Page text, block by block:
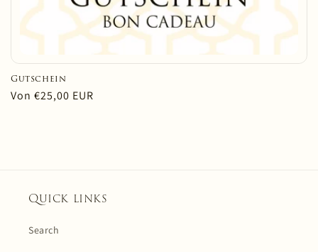
Gutschein
Normaler
Von €25,00 EUR
Quick links
Search